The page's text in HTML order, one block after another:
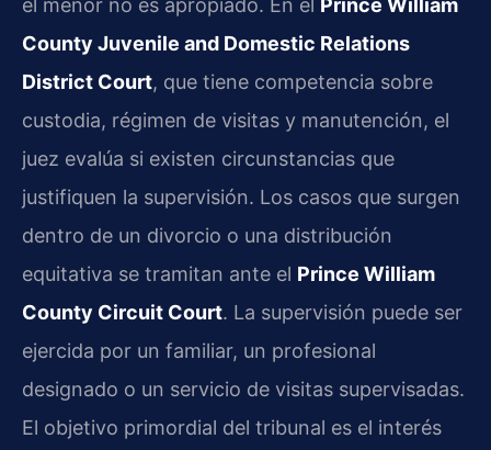
el menor no es apropiado. En el
Prince William
County Juvenile and Domestic Relations
District Court, que tiene competencia sobre
custodia, régimen de visitas y manutención, el
juez evalúa si existen circunstancias que
justifiquen la supervisión. Los casos que surgen
dentro de un divorcio o una distribución
equitativa se tramitan ante el Prince William
County Circuit Court. La supervisión puede ser
ejercida por un familiar, un profesional
designado o un servicio de visitas supervisadas.
El objetivo primordial del tribunal es el interés